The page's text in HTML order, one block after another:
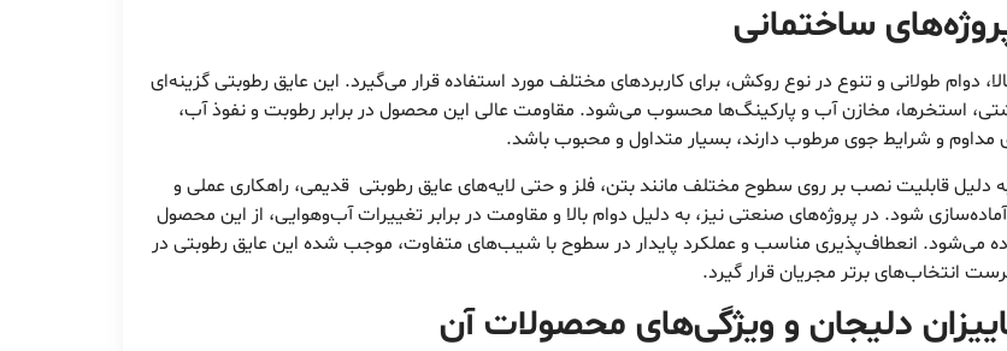
ساختمانی
دوام طولانی و تنوع در نوع روکش، برای کاربردهای مختلف مورد استفاده قرار می‌گیرد. این عایق رطوبتی گزینه‌ای
استخرها، مخازن آب و پارکینگ‌ها محسوب می‌شود. مقاومت عالی این محصول در برابر رطوبت و نفوذ آب،
مداوم و شرایط جوی مرطوب دارند، بسیار متداول و محبوب باشد.
دلیل قابلیت نصب بر روی سطوح مختلف مانند بتن، فلز و حتی لایه‌های عایق رطوبتی قدیمی، راهکاری عملی و
شود. در پروژه‌های صنعتی نیز، به دلیل دوام بالا و مقاومت در برابر تغییرات آب‌وهوایی، از این محصول
می‌شود. انعطاف‌پذیری مناسب و عملکرد پایدار در سطوح با شیب‌های متفاوت، موجب شده این عایق رطوبتی در
انتخاب‌های برتر مجریان قرار گیرد.
دلیجان و ویژگی‌های محصولات آن